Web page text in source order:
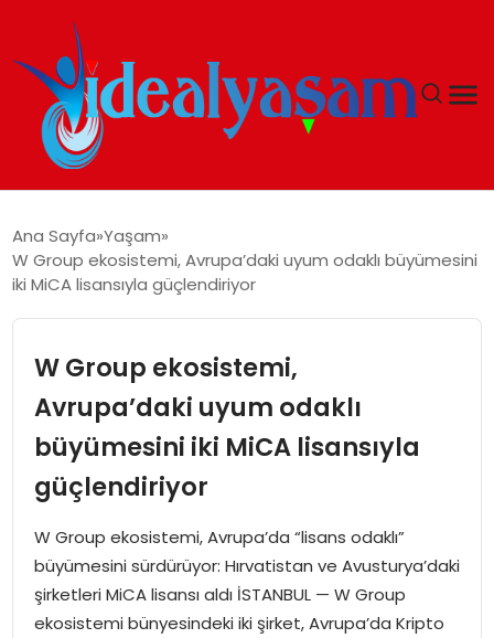
GÜNDEM
İDEAL SPOR
YAŞAM
MAGAZIN
SAĞLIK
Ana Sayfa Yaşam
W Group ekosistemi, Avrupa’daki uyum odaklı büyümesini
iki MiCA lisansıyla güçlendiriyor
W Group ekosistemi,
Avrupa’daki uyum odaklı
büyümesini iki MiCA lisansıyla
güçlendiriyor
W Group ekosistemi, Avrupa’da “lisans odaklı”
büyümesini sürdürüyor: Hırvatistan ve Avusturya’daki
şirketleri MiCA lisansı aldı İSTANBUL — W Group
ekosistemi bünyesindeki iki şirket, Avrupa’da Kripto